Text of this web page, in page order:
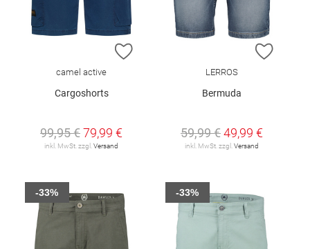
ZUR WUNSCHLISTE HINZUFÜGEN
camel active
Cargoshorts
99,95 €79,99 €
inkl. MwSt. zzgl.Versand
ZUR
LERROS
Bermuda
59,99 €49,99 €
inkl. MwSt. zzgl.Versand
-33% -33%